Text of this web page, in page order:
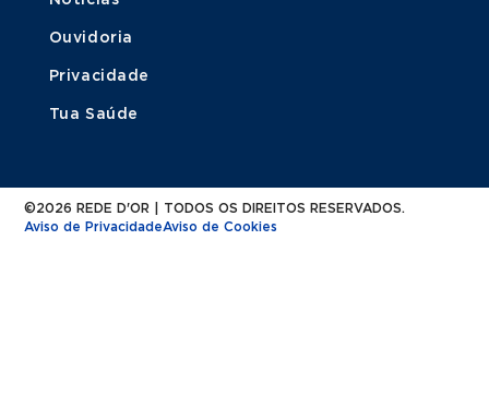
Ouvidoria
Privacidade
Tua Saúde
©2026 REDE D'OR | TODOS OS DIREITOS RESERVADOS.
Aviso de PrivacidadeAviso de Cookies